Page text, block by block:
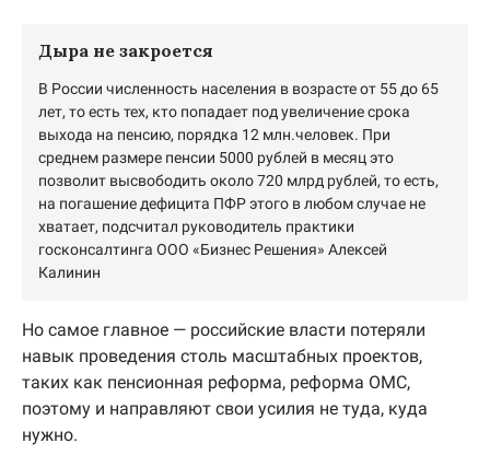
Дыра не закроется
В России численность населения в возрасте от 55 до 65
лет, то есть тех, кто попадает под увеличение срока
выхода на пенсию, порядка 12 млн.человек. При
среднем размере пенсии 5000 рублей в месяц это
позволит высвободить около 720 млрд рублей, то есть,
на погашение дефицита ПФР этого в любом случае не
хватает, подсчитал руководитель практики
госконсалтинга ООО «Бизнес Решения» Алексей
Калинин
Но самое главное — российские власти потеряли
навык проведения столь масштабных проектов,
таких как пенсионная реформа, реформа ОМС,
поэтому и направляют свои усилия не туда, куда
нужно.